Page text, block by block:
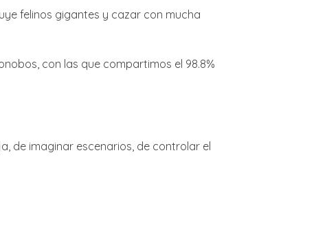
felinos gigantes y cazar con mucha
con las que compartimos el 98.8%
de imaginar escenarios, de controlar el